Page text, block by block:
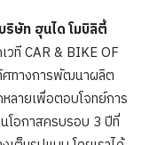
ริษัท ฮุนได โมบิลิตี้
วที CAR & BIKE OF
ศทางการพัฒนาผลิต
ลายเพื่อตอบโจทย์การ
โอกาสครบรอบ 3 ปีที่